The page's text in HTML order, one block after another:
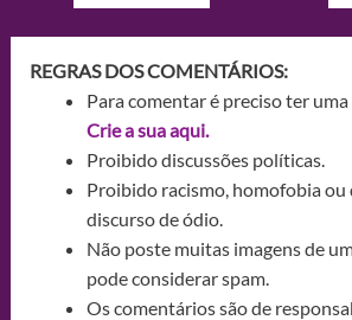
REGRAS DOS COMENTÁRIOS:
Para comentar é preciso ter
Crie a sua aqui.
Proibido discussões políticas.
Proibido racismo, homofobia
discurso de ódio.
Não poste muitas imagens de
pode considerar spam.
Os comentários são de